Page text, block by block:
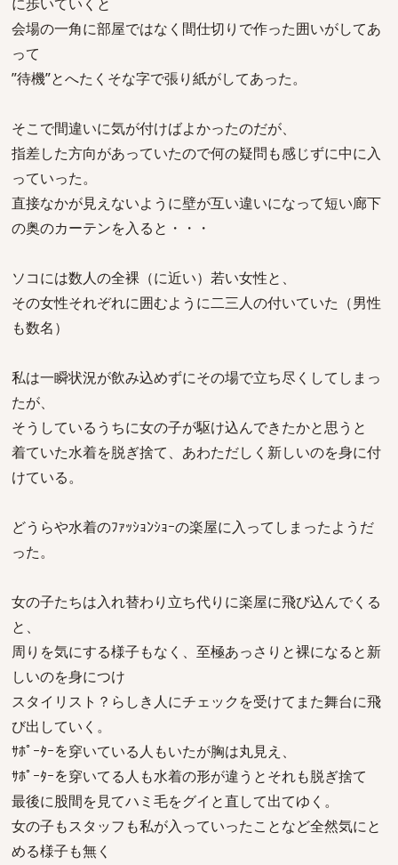
会場の一角に部屋ではなく間仕切りで作った囲いがしてあ
って
”待機”とへたくそな字で張り紙がしてあった。
そこで間違いに気が付けばよかったのだが、
指差した方向があっていたので何の疑問も感じずに中に入
っていった。
直接なかが見えないように壁が互い違いになって短い廊下
の奥のカーテンを入ると・・・
ソコには数人の全裸（に近い）若い女性と、
その女性それぞれに囲むように二三人の付いていた（男性
も数名）
私は一瞬状況が飲み込めずにその場で立ち尽くしてしまっ
たが、
そうしているうちに女の子が駆け込んできたかと思うと
着ていた水着を脱ぎ捨て、あわただしく新しいのを身に付
けている。
どうらや水着のﾌｧｯｼｮﾝｼｮｰの楽屋に入ってしまったようだ
った。
女の子たちは入れ替わり立ち代りに楽屋に飛び込んでくる
と、
周りを気にする様子もなく、至極あっさりと裸になると新
しいのを身につけ
スタイリスト？らしき人にチェックを受けてまた舞台に飛
び出していく。
ｻﾎﾟｰﾀｰを穿いている人もいたが胸は丸見え、
ｻﾎﾟｰﾀｰを穿いてる人も水着の形が違うとそれも脱ぎ捨て
最後に股間を見てハミ毛をグイと直して出てゆく。
女の子もスタッフも私が入っていったことなど全然気にと
める様子も無く